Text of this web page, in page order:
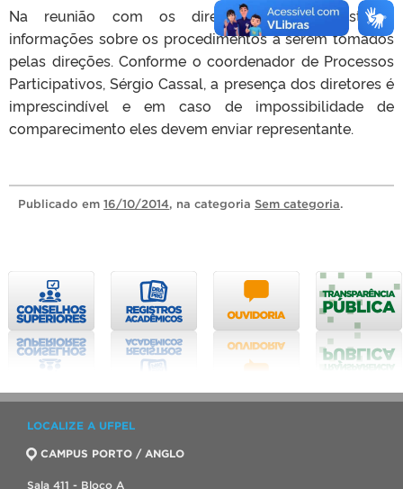
Na reunião com os diretores, serão prestadas
informações sobre os procedimentos a serem tomados
pelas direções. Conforme o coordenador de Processos
Participativos, Sérgio Cassal, a presença dos diretores é
imprescindível e em caso de impossibilidade de
comparecimento eles devem enviar representante.
Publicado em 16/10/2014, na categoria Sem categoria.
LOCALIZE A UFPEL
CAMPUS PORTO / ANGLO
Sala 411 - Bloco A